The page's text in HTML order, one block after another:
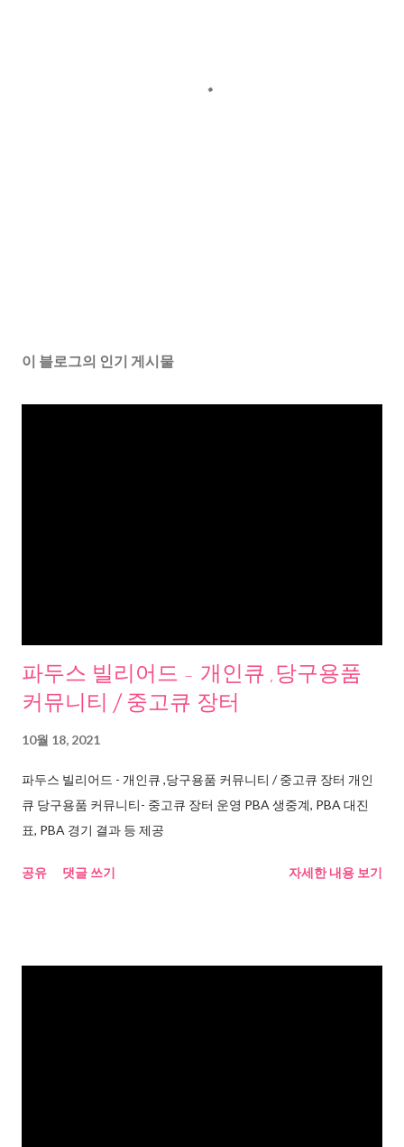
이 블로그의 인기 게시물
파두스 빌리어드 - 개인큐 ,당구용품
커뮤니티 / 중고큐 장터
10월 18, 2021
파두스 빌리어드 - 개인큐 ,당구용품 커뮤니티 / 중고큐 장터 개인
큐 당구용품 커뮤니티- 중고큐 장터 운영 PBA 생중계, PBA 대진
표, PBA 경기 결과 등 제공
공유 댓글 쓰기 자세한 내용 보기